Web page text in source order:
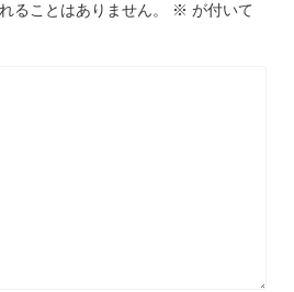
ることはありません。 ※ が付いて